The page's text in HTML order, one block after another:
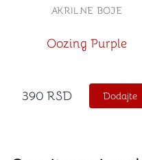
Oozing Purple
AKRILNE BOJE
390 RSD Dodajte